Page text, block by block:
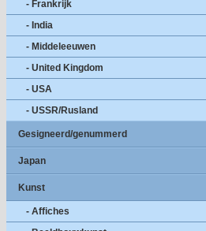
- Frankrijk
- India
- Middeleeuwen
- United Kingdom
- USA
- USSR/Rusland
Gesigneerd/genummerd
Japan
Kunst
- Affiches